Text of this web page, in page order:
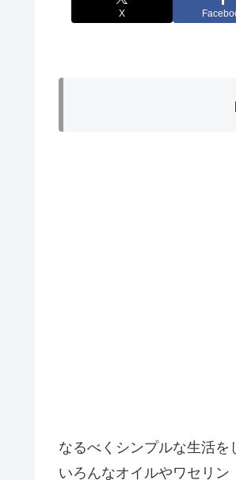
X
なるべくシンプルな生活を
いろんなオイルやワセリン